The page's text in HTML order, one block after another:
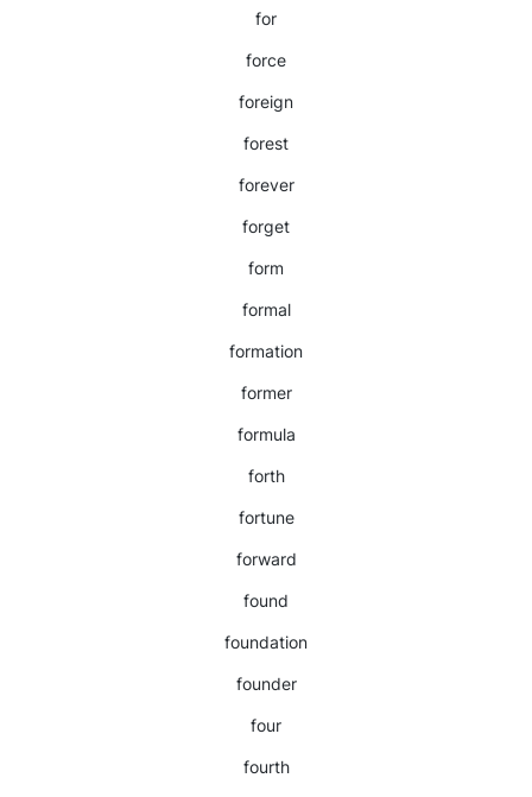
for
force
foreign
forest
forever
forget
form
formal
formation
former
formula
forth
fortune
forward
found
foundation
founder
four
fourth